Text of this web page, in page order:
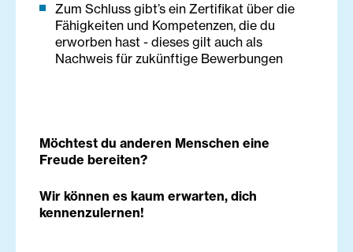
Zum Schluss gibt’s ein Zertifikat über die
Fähigkeiten und Kompetenzen, die du
erworben hast - dieses gilt auch als
Nachweis für zukünftige Bewerbungen
Möchtest du anderen Menschen eine
Freude bereiten?
Wir können es kaum erwarten, dich
kennenzulernen!